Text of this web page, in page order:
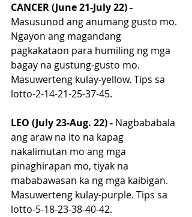
CANCER (June 21-July 22) -
Masusunod ang anumang gusto mo.
Ngayon ang magandang
pagkakataon para humiling ng mga
bagay na gustung-gusto mo.
Masuwerteng kulay-yellow. Tips sa
lotto-2-14-21-25-37-45.
LEO (July 23-Aug. 22) - Nagbababala
ang araw na ito na kapag
nakalimutan mo ang mga
pinaghirapan mo, tiyak na
mababawasan ka ng mga kaibigan.
Masuwerteng kulay-purple. Tips sa
lotto-5-18-23-38-40-42.